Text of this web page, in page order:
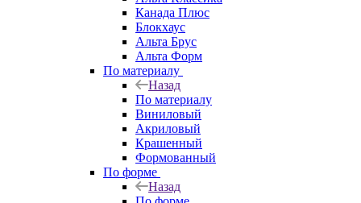
Канада Плюс
Блокхаус
Альта Брус
Альта Форм
По материалу
Назад
По материалу
Виниловый
Акриловый
Крашенный
Формованный
По форме
Назад